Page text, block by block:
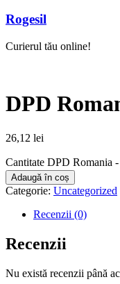
Rogesil
Curierul tău online!
DPD
26,12 lei
Cantitate DPD Romania
Adaugă în coș
Categorie: Uncategorized
Recenzii (0)
Recenzii
Nu există recenzii până